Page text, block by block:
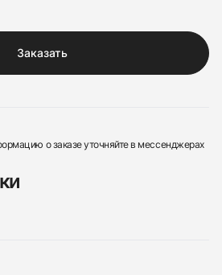
Заказать
о заказеуточняйте в мессенджерах